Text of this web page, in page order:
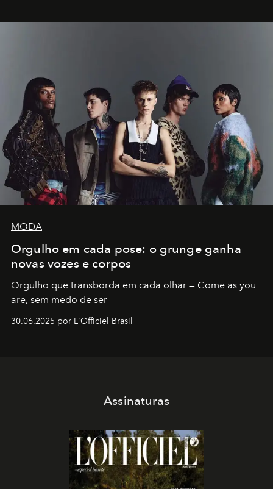
MODA
Orgulho em cada pose: o grunge ganha
novas vozes e corpos
Orgulho que transborda em cada olhar — Come as you
are, sem medo de ser
30.06.2025 por L'Officiel Brasil
Assinaturas